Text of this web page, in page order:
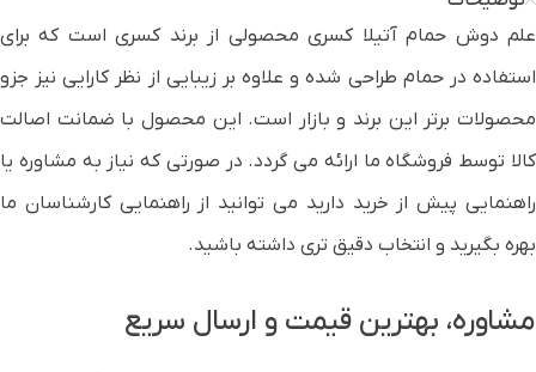
علم دوش حمام آتیلا کسری محصولی از برند کسری است که برای
استفاده در حمام طراحی شده و علاوه بر زیبایی از نظر کارایی نیز جزو
محصولات برتر این برند و بازار است. این محصول با ضمانت اصالت
کالا توسط فروشگاه ما ارائه می گردد. در صورتی که نیاز به مشاوره یا
راهنمایی پیش از خرید دارید می توانید از راهنمایی کارشناسان ما
بهره بگیرید و انتخاب دقیق تری داشته باشید.
مشاوره، بهترین قیمت و ارسال سریع